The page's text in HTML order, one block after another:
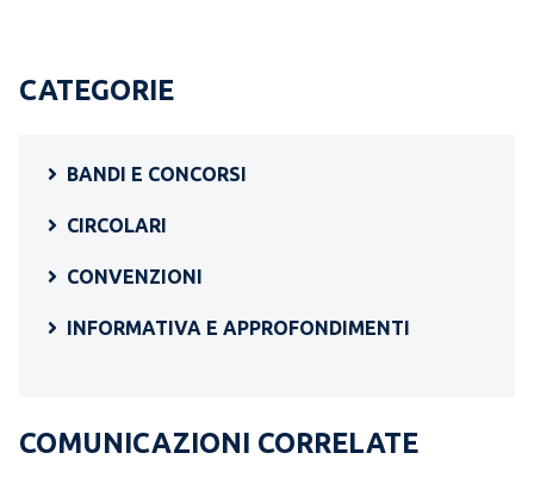
CATEGORIE
BANDI E CONCORSI
CIRCOLARI
CONVENZIONI
INFORMATIVA E APPROFONDIMENTI
COMUNICAZIONI CORRELATE